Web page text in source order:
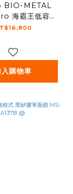
METAL
海霸王低容積
- 土豪金
入購物車